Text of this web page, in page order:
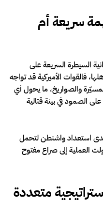
سريعة أم
السيطرة السريعة على
فالقوات الأميركية قد تواجه
والصواريخ، ما يحول أي
الصمود في بيئة قتالية
استعداد واشنطن لتحمل
العملية إلى صراع مفتوح
متعددة